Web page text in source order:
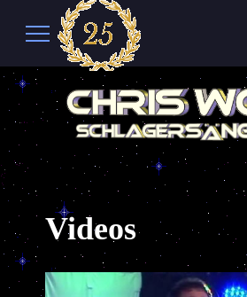
Videos